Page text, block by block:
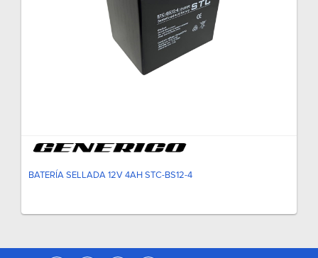
BATERÍA SELLADA 12V 4AH STC-BS12-4